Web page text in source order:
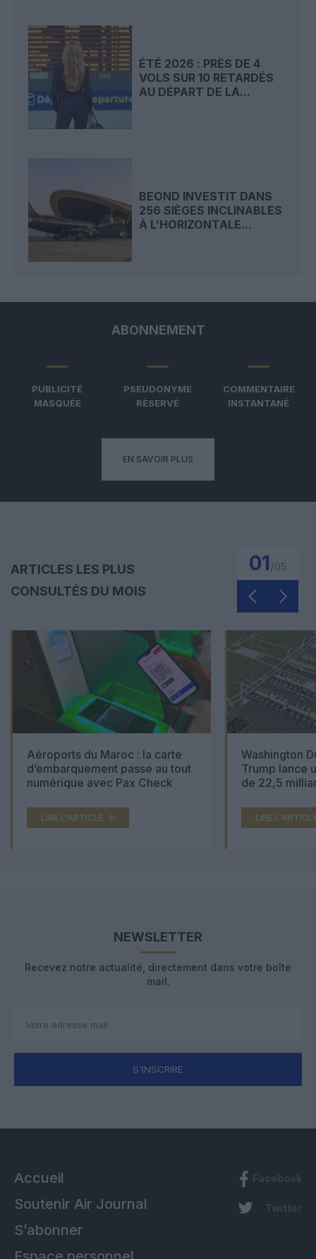
ÉTÉ 2026 : PRÈS DE 4
VOLS SUR 10 RETARDÉS
AU DÉPART DE LA...
BEOND INVESTIT DANS
256 SIÈGES INCLINABLES
À L’HORIZONTALE...
ABONNEMENT
PUBLICITÉ
MASQUÉE
PSEUDONYME
RÉSERVÉ
COMMENTAIRE
INSTANTANÉ
EN SAVOIR PLUS
ARTICLES LES PLUS
CONSULTÉS DU MOIS
01
Aéroports du Maroc : la carte
d’embarquement passe au tout
numérique avec Pax Check
LIRE L'ARTICLE
Washington
Trump lance
de 22,5
LIRE
NEWSLETTER
Recevez notre actualité, directement dans votre boîte
mail.
S'INSCRIRE
Accueil
Soutenir Air Journal
S’abonner